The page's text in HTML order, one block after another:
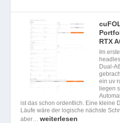
RTX
Im
Dual-
ein uv
liegen
ist das schon ordentlich. Eine kleine
Läufe wäre der logische nächste
aber…weiterlesen